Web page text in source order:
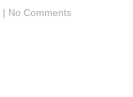
No Comments